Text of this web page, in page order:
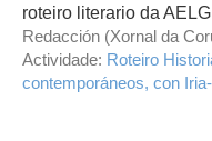
roteiro literario da
Redacción (Xornal da
Actividade: Roteiro
contemporáneos, con